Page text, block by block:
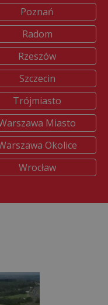
Poznań
Radom
Rzeszów
Szczecin
Trójmiasto
Miasto
Okolice
Wrocław